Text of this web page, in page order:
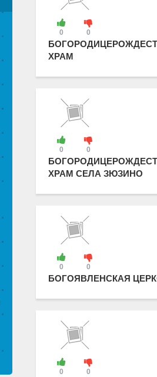
0 0
ХРАМ
0 0
ХРАМ СЕЛА ЗЮЗИНО
0 0
БОГОЯВЛЕНСКАЯ
0 0